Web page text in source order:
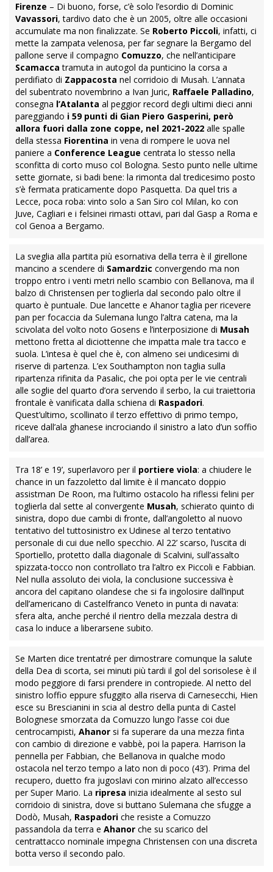
Firenze – Di buono, forse, c’è solo l’esordio di Dominic
Vavassori, tardivo dato che è un 2005, oltre alle occasioni
accumulate ma non finalizzate. Se Roberto Piccoli, infatti, ci
mette la zampata velenosa, per far segnare la Bergamo del
pallone serve il compagno Comuzzo, che nell’anticipare
Scamacca tramuta in autogol da punticino la corsa a
perdifiato di Zappacosta nel corridoio di Musah. L’annata
del subentrato novembrino a Ivan Juric, Raffaele Palladino,
consegna l’Atalanta al peggior record degli ultimi dieci anni
pareggiando i 59 punti di Gian Piero Gasperini, però
allora fuori dalla zone coppe, nel 2021-2022 alle spalle
della stessa Fiorentina in vena di rompere le uova nel
paniere a Conference League centrata lo stesso nella
sconfitta di corto muso col Bologna. Sesto punto nelle ultime
sette giornate, si badi bene: la rimonta dal tredicesimo posto
s’è fermata praticamente dopo Pasquetta. Da quel tris a
Lecce, poca roba: vinto solo a San Siro col Milan, ko con
Juve, Cagliari e i felsinei rimasti ottavi, pari dal Gasp a Roma e
col Genoa a Bergamo.
La sveglia alla partita più esornativa della terra è il girellone
mancino a scendere di Samardzic convergendo ma non
troppo entro i venti metri nello scambio con Bellanova, ma il
balzo di Christensen per toglierla dal secondo palo oltre il
quarto è puntuale. Due lancette e Ahanor taglia per ricevere
pan per focaccia da Sulemana lungo l’altra catena, ma la
scivolata del volto noto Gosens e l’interposizione di Musah
mettono fretta al diciottenne che impatta male tra tacco e
suola. L’intesa è quel che è, con almeno sei undicesimi di
riserve di partenza. L’ex Southampton non taglia sulla
ripartenza rifinita da Pasalic, che poi opta per le vie centrali
alle soglie del quarto d’ora servendo il serbo, la cui traiettoria
frontale è vanificata dalla schiena di Raspadori.
Quest’ultimo, scollinato il terzo effettivo di primo tempo,
riceve dall’ala ghanese incrociando il sinistro a lato d’un soffio
dall’area.
Tra 18’ e 19’, superlavoro per il portiere viola: a chiudere le
chance in un fazzoletto dal limite è il mancato doppio
toglierla dal sette al convergenteMusah, schierato quinto di
sinistra, dopo due cambi di fronte, dall’angoletto al nuovo
tentativo del tuttosinistro ex Udinese al terzo tentativo
personale di cui due nello specchio. Al 22’ scarso, l’uscita di
Sportiello, protetto dalla diagonale di Scalvini, sull’assalto
spizzata-tocco non controllato tra l’altro ex Piccoli e Fabbian.
Nel nulla assoluto dei viola, la conclusione successiva è
ancora del capitano olandese che si fa ingolosire dall’input
dell’americano di Castelfranco Veneto in punta di navata:
sfera alta, anche perché il rientro della mezzala destra di
casa lo induce a liberarsene subito.
Se Marten dice trentatré per dimostrare comunque la salute
della Dea di scorta, sei minuti più tardi il gol del sorisolese è il
modo peggiore di farsi prendere in contropiede. Al netto del
sinistro loffio eppure sfuggito alla riserva di Carnesecchi, Hien
esce su Brescianini in scia al destro della punta di Castel